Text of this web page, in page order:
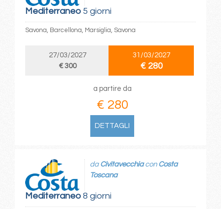
Mediterraneo5 giorni
Savona, Barcellona, Marsiglia, Savona
27/03/2027
€ 300
31/03/2027
€ 280
a partire da
€ 280
DETTAGLI
Mediterraneo8 giorni
da Civitavecchiacon Costa
Toscana